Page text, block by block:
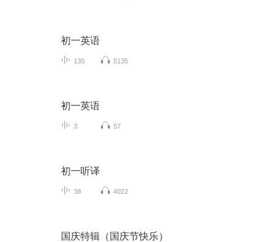
初一英语
135 5135
初一英语
3 57
初一听译
38 4022
国庆特辑（国庆节快乐）